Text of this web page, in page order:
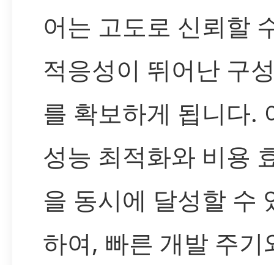
어는 고도로 신뢰할
적응성이 뛰어난 구
를 확보하게 됩니다.
성능 최적화와 비용
을 동시에 달성할 수
하여, 빠른 개발 주기